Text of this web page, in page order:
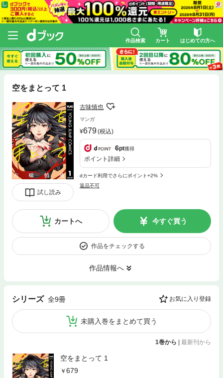
作品検索 カート はじめての方へ
空をまとって 1
試し読み
古味慎也
マンガ
679(税込)
6pt獲得
ポイント詳細
dカード利用でさらにポイント+2%
返品不可
カートへ 今すぐ買う
作品をチェックする
作品情報へ
シリーズ 全9冊 お気に入り登録
未購入巻をまとめて買う
1巻から 最新刊から
空をまとって 1
679